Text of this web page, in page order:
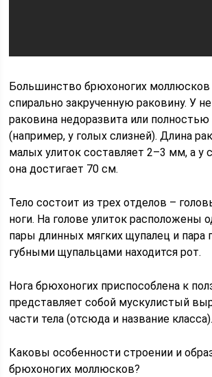
Большинство брюхоногих
спирально закрученную раковину. У
раковина недоразвита или полностью
(например, у голых слизней). Длина
малых улиток составляет 2–3 мм, а у
она достигает 70 см.
Тело состоит из трех отделов –
ноги. На голове улиток расположены
пары длинных мягких щупалец и пара
губными щупальцами находится рот.
Нога брюхоногих приспособлена к
представляет собой мускулистый
части тела (отсюда и название класса).
Каковы особенности строении и
брюхоногих моллюсков?